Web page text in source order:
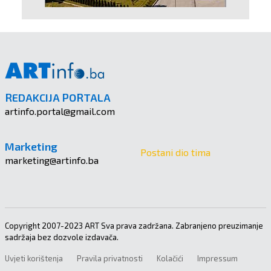
REDAKCIJA PORTALA
artinfo.portal@gmail.com
Marketing
marketing@artinfo.ba
Postani dio tima
Copyright 2007-2023 ART Sva prava zadržana. Zabranjeno preuzimanje
sadržaja bez dozvole izdavača.
Uvjeti korištenja Pravila privatnosti Kolačići Impressum